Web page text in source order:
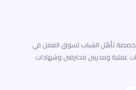
تأهّل الشباب لسوق العمل في
عملية ومدربين محترفين وشهادات